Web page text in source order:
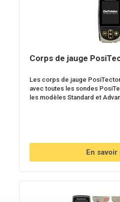
Corps de jauge
Les corps de jauge
avec toutes les sondes
les modèles Standard et
En savoir